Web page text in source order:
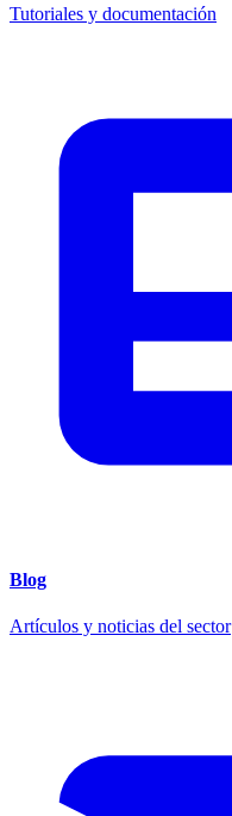
Tutoriales y documentación
Blog
Artículos y noticias del sector